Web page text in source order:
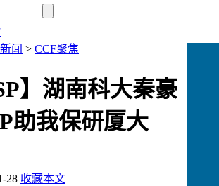
新闻 > CCF聚焦
】湖南科大秦豪
助我保研厦大
28 收藏本文